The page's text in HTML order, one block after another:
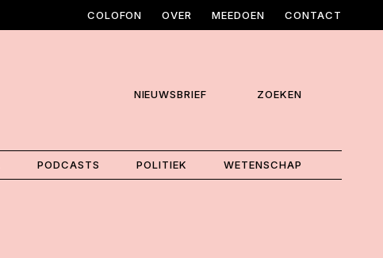
COLOFON OVER MEEDOEN CONTACT
NIEUWSBRIEF ZOEKEN
PODCASTS POLITIEK WETENSCHAP